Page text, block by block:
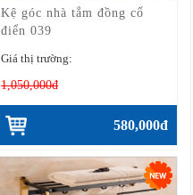
Kệ góc nhà tắm đồng cổ
điển 039
Giá thị trường:
1,050,000đ
580,000đ